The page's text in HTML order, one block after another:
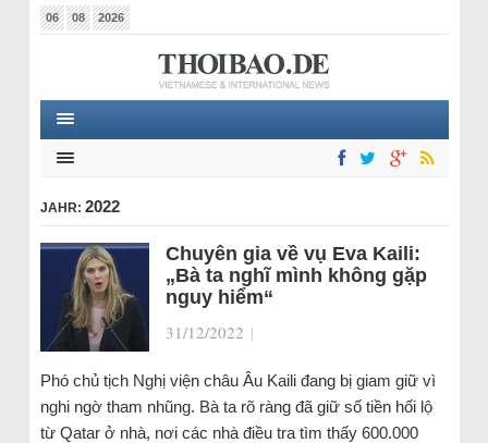
06 08 2026
JAHR: 2022
Chuyên gia về vụ Eva Kaili:
„Bà ta nghĩ mình không gặp
nguy hiểm“
31/12/2022 |
Phó chủ tịch Nghị viện châu Âu Kaili đang bị giam giữ vì
nghi ngờ tham nhũng. Bà ta rõ ràng đã giữ số tiền hối lộ
từ Qatar ở nhà, nơi các nhà điều tra tìm thấy 600.000